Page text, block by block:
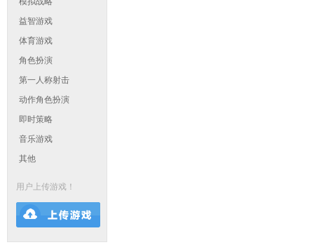
益智游戏
体育游戏
角色扮演
第一人称射击
动作角色扮演
即时策略
音乐游戏
其他
用户上传游戏！